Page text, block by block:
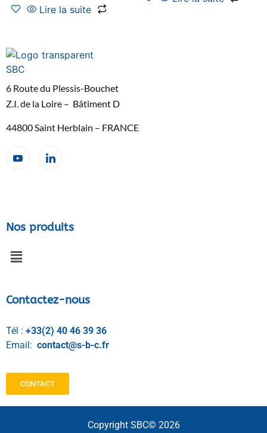
Lire la suite
6 Route du Plessis-Bouchet
Z.I. de la Loire – Bâtiment D
44800 Saint Herblain – FRANCE
Nos produits
Contactez-nous
Tél : +33(2) 40 46 39 36
Email: contact@s-b-c.fr
CONTACT
Copyright SBC© 2026